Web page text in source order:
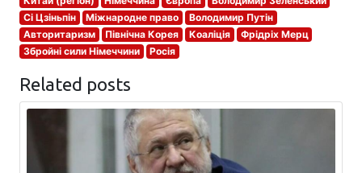
Сі Цзіньпін
Міжнародне право
Володимир Путін
Авторитаризм
Північна Корея Коаліція
Фрідріх Мерц
Збройні сили Німеччини
Росія
Related posts